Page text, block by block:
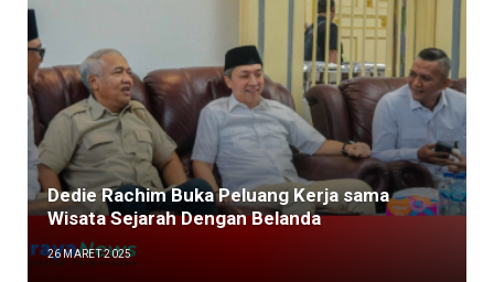
Dedie Rachim Buka Peluang Kerja sama
Wisata Sejarah Dengan Belanda
26 MARET 2025